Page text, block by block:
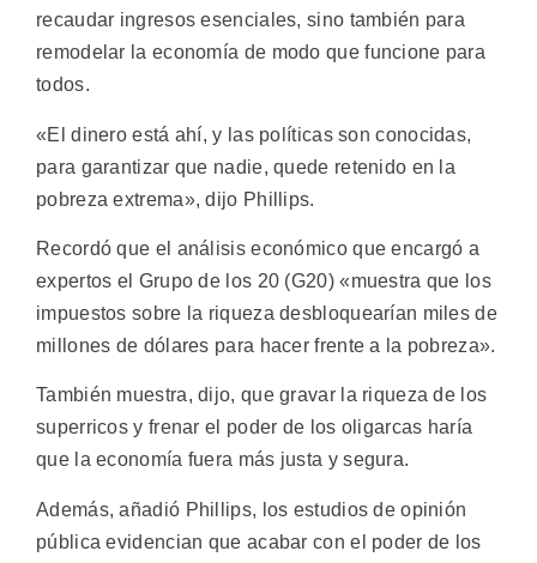
recaudar ingresos esenciales, sino también para
remodelar la economía de modo que funcione para
todos.
«El dinero está ahí, y las políticas son conocidas,
para garantizar que nadie, quede retenido en la
pobreza extrema», dijo Phillips.
Recordó que el análisis económico que encargó a
expertos el Grupo de los 20 (G20) «muestra que los
impuestos sobre la riqueza desbloquearían miles de
millones de dólares para hacer frente a la pobreza».
También muestra, dijo, que gravar la riqueza de los
superricos y frenar el poder de los oligarcas haría
que la economía fuera más justa y segura.
Además, añadió Phillips, los estudios de opinión
pública evidencian que acabar con el poder de los